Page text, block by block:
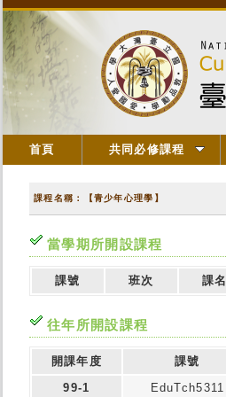
首頁 共同必修課程
課程名稱：【青少年心理學】
當學期所開設課程
課號 班次 課名
往年所開設課程
開課年度 課號
99-1
EduTch5311